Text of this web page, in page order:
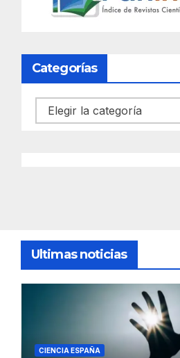
Categorías
Categorías
Ultimas noticias
CIENCIA ESPAÑA